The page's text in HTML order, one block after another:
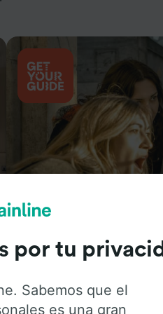
Actividades
por tu
Sabemos que el
es una gran